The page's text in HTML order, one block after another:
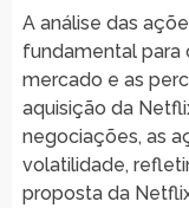
A análise das
fundamental para
mercado e as
aquisição da
negociações, as
volatilidade,
proposta da